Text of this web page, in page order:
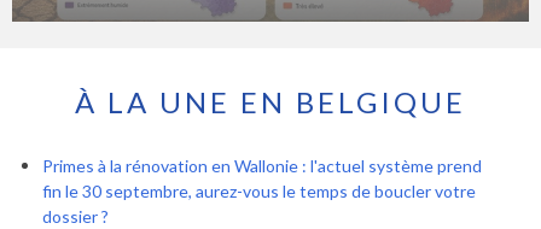
À LA UNE EN BELGIQUE
Primes à la rénovation en Wallonie : l'actuel système prend
fin le 30 septembre, aurez-vous le temps de boucler votre
dossier ?